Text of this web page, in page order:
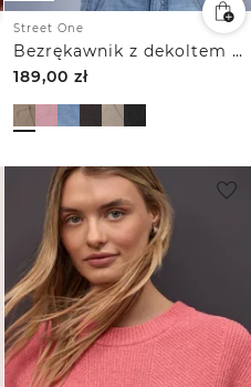
Street One
Bezrękawnik z dekoltem w szpic w jednolitym kolorze
189,00 zł